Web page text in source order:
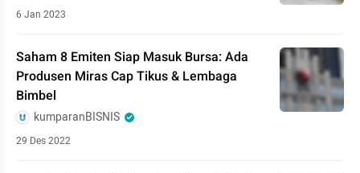
6 Jan 2023
Saham 8 Emiten Siap Masuk Bursa: Ada
Produsen Miras Cap Tikus & Lembaga
Bimbel
kumparanBISNIS
29 Des 2022